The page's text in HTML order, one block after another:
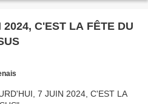
C'EST LA FÊTE DU